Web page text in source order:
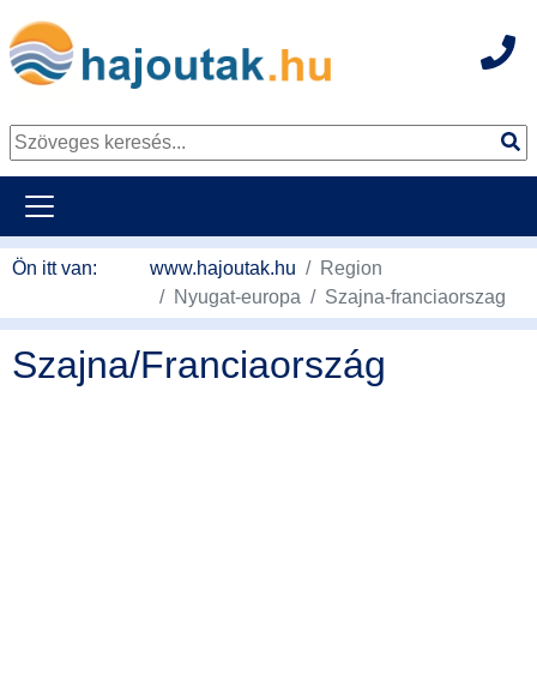
Ön itt van: www.hajoutak.hu
Region
Nyugat-europa
Szajna-franciaorszag
Szajna/Franciaország